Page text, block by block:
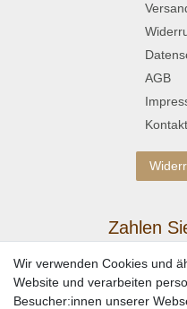
AGB
Kontakt
Zahlen
Wir verwenden Cookies und
Website und verarbeiten
Besucher:innen unserer